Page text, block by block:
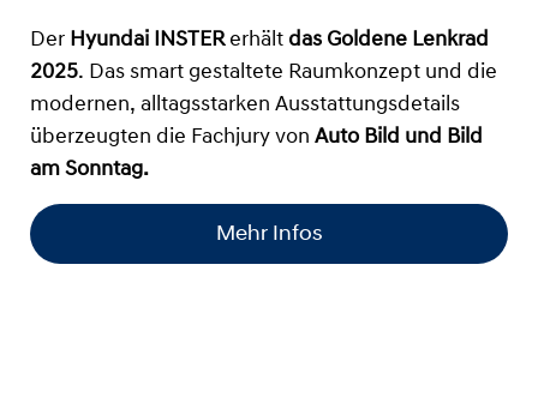
Der Hyundai INSTERerhält das Goldene Lenkrad
2025. Das smart gestaltete Raumkonzept und die
modernen, alltagsstarken Ausstattungsdetails
überzeugten die Fachjury von Auto Bild und Bild
am Sonntag.
Mehr Infos